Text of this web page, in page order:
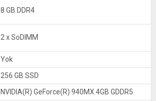
8 GB DDR4
2 x SoDIMM
Yok
256 GB SSD
NVIDIA(R) GeForce(R) 940MX 4GB GDDR5